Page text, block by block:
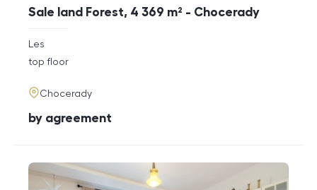
Sale land Forest, 4 369 m² - Chocerady
rozměry
disposition
Les
funkce
top floor
adresa
Chocerady
cena
by agreement